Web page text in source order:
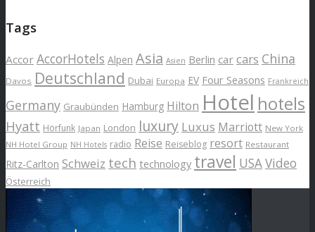
Tags
Accor AccorHotels Alpen Asia Asien Berlin car cars China
Davos Deutschland Dubai Europa EV Four Seasons Frankreich
Germany Graubünden Hamburg Hilton Hotel hotels
Hyatt Hörfunk Japan London luxury Luxus Marriott New York
NH Hotel Group NH Hotels radio Reise Reiseblog resort Restaurant
Ritz-Carlton Schweiz tech technology travel USAVideo
Österreich